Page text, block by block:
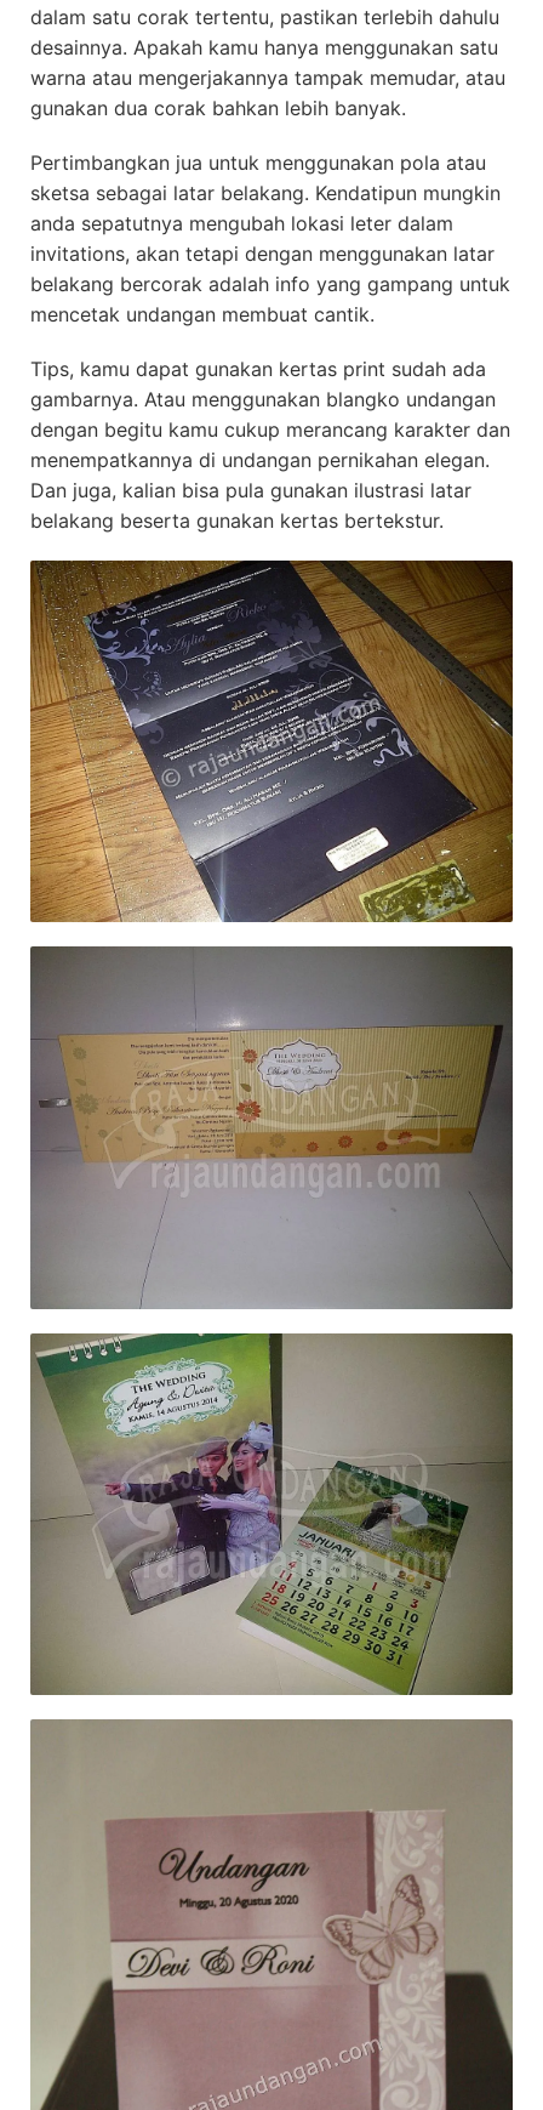
dalam satu corak tertentu, pastikan terlebih dahulu
desainnya. Apakah kamu hanya menggunakan satu
warna atau mengerjakannya tampak memudar, atau
gunakan dua corak bahkan lebih banyak.
Pertimbangkan jua untuk menggunakan pola atau
sketsa sebagai latar belakang. Kendatipun mungkin
anda sepatutnya mengubah lokasi leter dalam
invitations, akan tetapi dengan menggunakan latar
belakang bercorak adalah info yang gampang untuk
mencetak undangan membuat cantik.
Tips, kamu dapat gunakan kertas print sudah ada
gambarnya. Atau menggunakan blangko undangan
dengan begitu kamu cukup merancang karakter dan
menempatkannya di undangan pernikahan elegan.
Dan juga, kalian bisa pula gunakan ilustrasi latar
belakang beserta gunakan kertas bertekstur.